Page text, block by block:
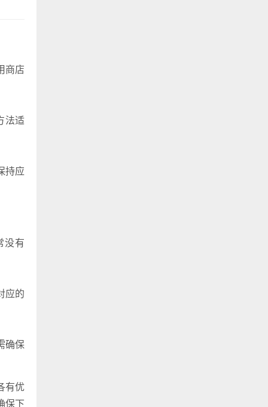
商店
法适
持应
没有
应的
确保
有优
保下